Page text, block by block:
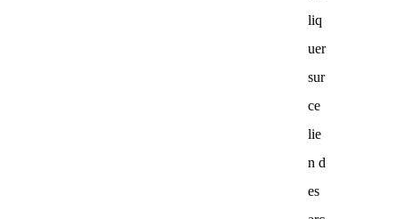
liq
uer
sur
ce
lie
n d
es